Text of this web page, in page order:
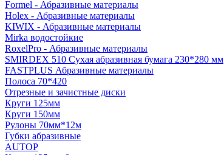
Formel - Абразивные материалы
Holex - Абразивные материалы
KIWIX - Абразивные материалы
Mirka водостойкие
RoxelPro - Абразивные материалы
SMIRDEX 510 Сухая абразивная бумага 230*280 мм
FASTPLUS Абразивные материалы
Полоса 70*420
Отрезные и зачистные диски
Круги 125мм
Круги 150мм
Рулоны 70мм*12м
Губки абразивные
AUTOP